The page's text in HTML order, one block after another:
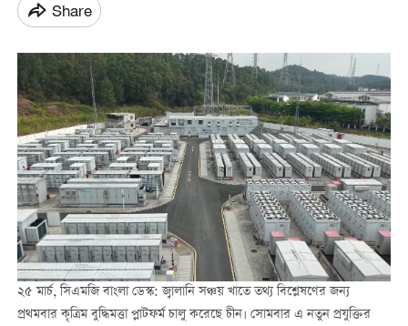
Share
২৫ মার্চ, সিএমজি বাংলা ডেস্ক: জ্বালানি সঞ্চয় খাতে তথ্য বিশ্লেষণের জন্য
প্রথমবার কৃত্রিম বুদ্ধিমত্তা প্লাটফর্ম চালু করেছে চীন। সোমবার এ নতুন প্রযুক্তির